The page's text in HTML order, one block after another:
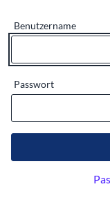
Benutzername
Passwort